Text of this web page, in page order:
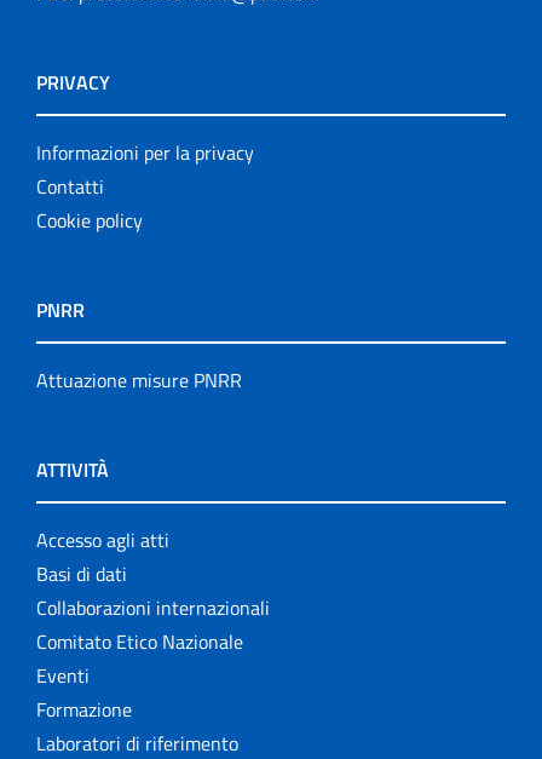
PRIVACY
Informazioni per la privacy
Contatti
Cookie policy
PNRR
Attuazione misure PNRR
ATTIVITÀ
Accesso agli atti
Basi di dati
Collaborazioni internazionali
Comitato Etico Nazionale
Eventi
Formazione
Laboratori di riferimento